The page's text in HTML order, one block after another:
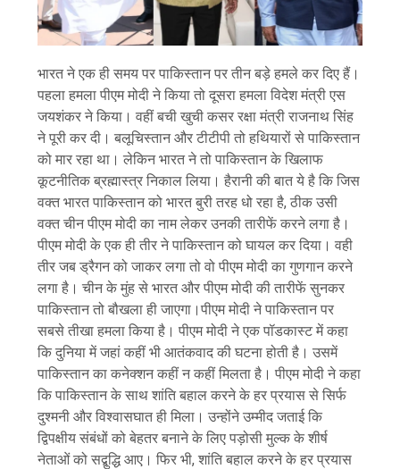
भारत ने एक ही समय पर पाकिस्तान पर तीन बड़े हमले कर दिए हैं।
पहला हमला पीएम मोदी ने किया तो दूसरा हमला विदेश मंत्री एस
जयशंकर ने किया। वहीं बची खुची कसर रक्षा मंत्री राजनाथ सिंह
ने पूरी कर दी। बलूचिस्तान और टीटीपी तो हथियारों से पाकिस्तान
को मार रहा था। लेकिन भारत ने तो पाकिस्तान के खिलाफ
कूटनीतिक ब्रह्मास्त्र निकाल लिया। हैरानी की बात ये है कि जिस
वक्त भारत पाकिस्तान को भारत बुरी तरह धो रहा है, ठीक उसी
वक्त चीन पीएम मोदी का नाम लेकर उनकी तारीफें करने लगा है।
पीएम मोदी के एक ही तीर ने पाकिस्तान को घायल कर दिया। वही
तीर जब ड्रैगन को जाकर लगा तो वो पीएम मोदी का गुणगान करने
लगा है। चीन के मुंह से भारत और पीएम मोदी की तारीफें सुनकर
पाकिस्तान तो बौखला ही जाएगा।पीएम मोदी ने पाकिस्तान पर
सबसे तीखा हमला किया है। पीएम मोदी ने एक पॉडकास्ट में कहा
कि दुनिया में जहां कहीं भी आतंकवाद की घटना होती है। उसमें
पाकिस्तान का कनेक्शन कहीं न कहीं मिलता है। पीएम मोदी ने कहा
कि पाकिस्तान के साथ शांति बहाल करने के हर प्रयास से सिर्फ
दुश्मनी और विश्वासघात ही मिला। उन्होंने उम्मीद जताई कि
द्विपक्षीय संबंधों को बेहतर बनाने के लिए पड़ोसी मुल्क के शीर्ष
नेताओं को सद्बुद्धि आए। फिर भी, शांति बहाल करने के हर प्रयास